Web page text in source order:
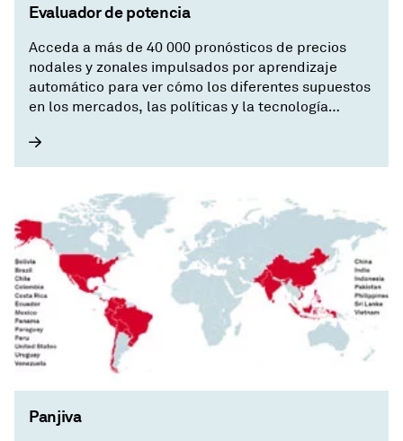
Evaluador de potencia
Acceda a más de 40 000 pronósticos de precios
nodales y zonales impulsados por aprendizaje
automático para ver cómo los diferentes supuestos
en los mercados, las políticas y la tecnología
energía o de su cartera.
Panjiva